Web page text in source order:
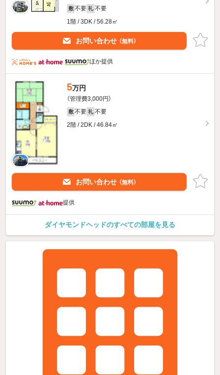
敷 不要 礼 不要
1階 / 3DK / 56.28㎡
お問い合わせ （無料）
ほか提供
5万円
（管理費3,000円）
敷 不要 礼 不要
2階 / 2DK / 46.84㎡
お問い合わせ （無料）
提供
ダイヤモンドヘッドのすべての部屋を見る